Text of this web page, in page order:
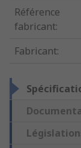
Référence
fabricant:
Fabricant: